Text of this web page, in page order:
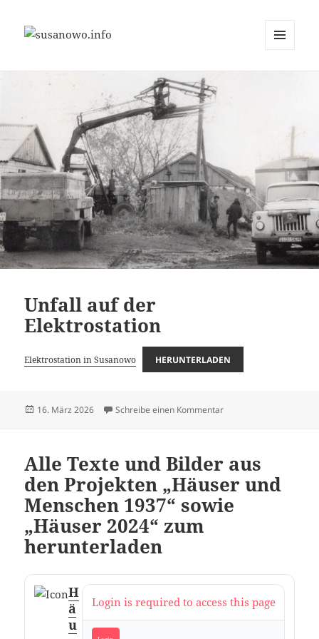
Unfall auf der
Elektrostation
Elektrostation in Susanowo HERUNTERLADEN
Veröffentlicht
16. März 2026 Schreibe einen Kommentarzu Unfall auf der
Alle Texte und Bilder aus
den Projekten „Häuser und
Menschen 1937“ sowie
„Häuser 2024“ zum
herunterladen
H
ä
u
Login is required to access this page